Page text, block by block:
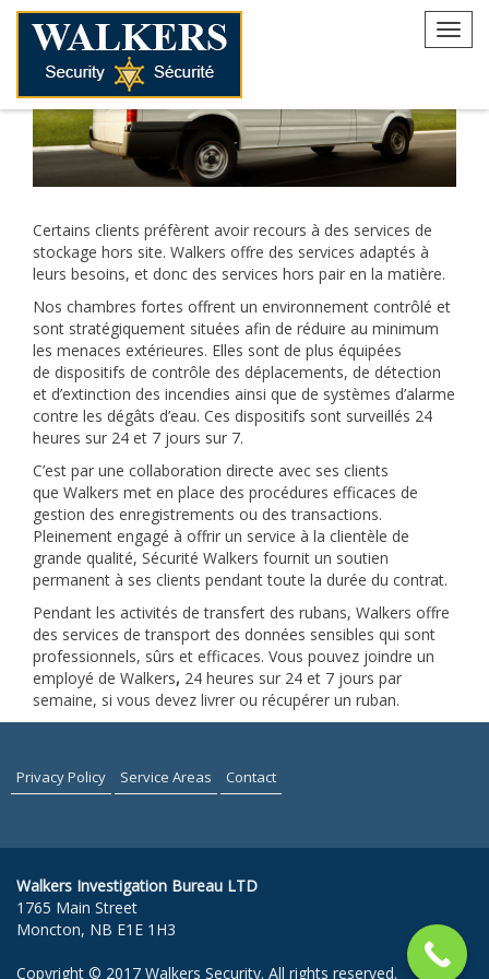
Skip
content
Certains clients préfèrent avoir recours à des services de
stockage hors site. Walkers offre des services adaptés à
leurs besoins, et donc des services hors pair en la matière.
Nos chambres fortes offrent un environnement contrôlé et
sont stratégiquement situées afin de réduire au minimum
les menaces extérieures. Elles sont de plus équipées
de dispositifs de contrôle des déplacements, de détection
et d’extinction des incendies ainsi que de systèmes d’alarme
contre les dégâts d’eau. Ces dispositifs sont surveillés 24
heures sur 24 et 7 jours sur 7.
C’est par une collaboration directe avec ses clients
que Walkers met en place des procédures efficaces de
gestion des enregistrements ou des transactions.
Pleinement engagé à offrir un service à la clientèle de
grande qualité, Sécurité Walkers fournit un soutien
permanent à ses clients pendant toute la durée du contrat.
Pendant les activités de transfert des rubans, Walkers offre
des services de transport des données sensibles qui sont
professionnels, sûrs et efficaces. Vous pouvez joindre un
employé de Walkers, 24 heures sur 24 et 7 jours par
semaine, si vous devez livrer ou récupérer un ruban.
Privacy Policy Service Areas Contact
Walkers Investigation Bureau LTD
1765 Main Street
Moncton, NB E1E 1H3
Copyright © 2017 Walkers Security. All rights reserved.